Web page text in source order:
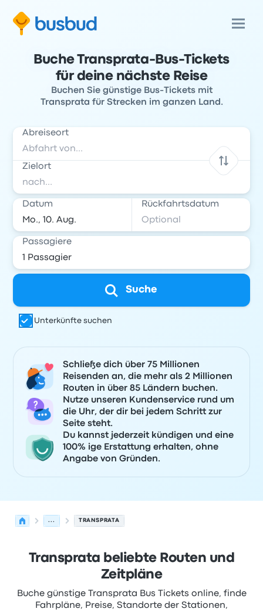
Buche Transprata-Bus-Tickets
für deine nächste Reise
Buchen Sie günstige Bus-Tickets mit
Transprata für Strecken im ganzen Land.
Abreiseort
Zielort
Datum Rückfahrtsdatum
Passagiere
Suche
Unterkünfte suchen
Schließe dich über 75 Millionen
Reisenden an, die mehr als 2 Millionen
Routen in über 85 Ländern buchen.
Nutze unseren Kundenservice rund um
die Uhr, der dir bei jedem Schritt zur
Seite steht.
Du kannst jederzeit kündigen und eine
100% ige Erstattung erhalten, ohne
Angabe von Gründen.
... TRANSPRATA
Transprata beliebte Routen und
Zeitpläne
Buche günstige Transprata Bus Tickets online, finde
Fahrpläne, Preise, Standorte der Stationen,